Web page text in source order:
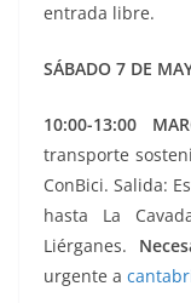
entrada libre.
SÁBADO 7 DE
10:00-13:00
transporte
ConBici. Salida:
hasta La
Liérganes.
urgente a